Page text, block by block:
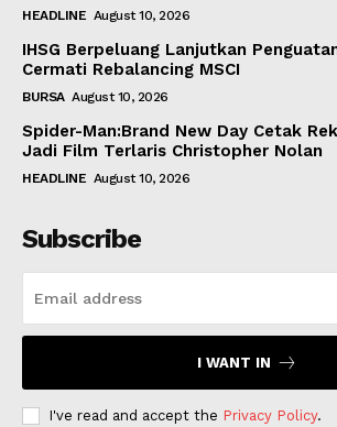
HEADLINE August 10, 2026
IHSG Berpeluang Lanjutkan
Cermati Rebalancing MSCI
BURSA August 10, 2026
Spider-Man:Brand New Day Cetak
Jadi Film Terlaris Christopher Nolan
HEADLINE August 10, 2026
Subscribe
I WANT IN
I've read and accept the Privacy Policy.